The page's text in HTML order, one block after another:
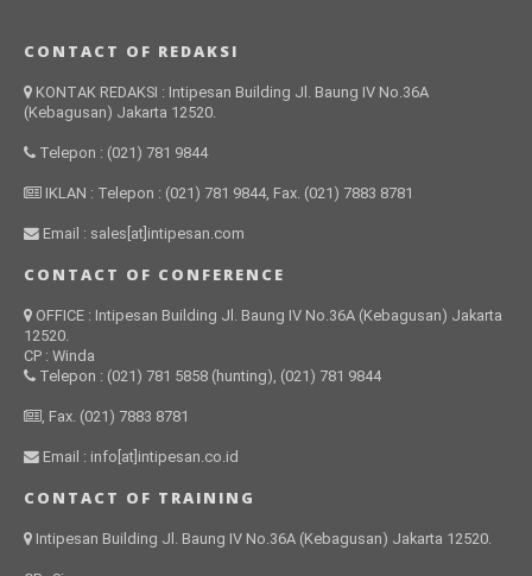
CONTACT OF REDAKSI
KONTAK REDAKSI : Intipesan Building Jl. Baung IV No.36A
(Kebagusan) Jakarta 12520.
Telepon : (021) 781 9844
IKLAN : Telepon : (021) 781 9844, Fax. (021) 7883 8781
Email : sales[at]intipesan.com
CONTACT OF CONFERENCE
OFFICE : Intipesan Building Jl. Baung IV No.36A (Kebagusan) Jakarta
12520.
CP : Winda
Telepon : (021) 781 5858 (hunting), (021) 781 9844
, Fax. (021) 7883 8781
Email : info[at]intipesan.co.id
CONTACT OF TRAINING
Intipesan Building Jl. Baung IV No.36A (Kebagusan) Jakarta 12520.